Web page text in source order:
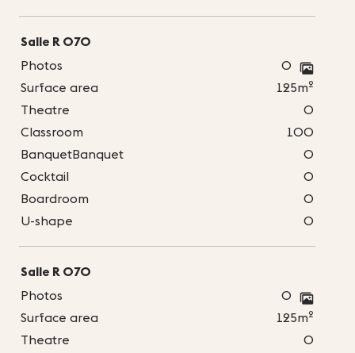
Salle R 070
Photos
0
Surface area
125m2
Theatre
0
Classroom
100
BanquetBanquet
0
Cocktail
0
Boardroom
0
U-shape
0
Salle R 070
Photos
0
Surface area
125m2
Theatre
0